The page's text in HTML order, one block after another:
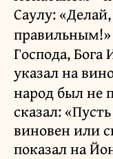
Саулу:
правильным!»
Господа,
указал на
народ был не
сказал:
виновен или
показал на